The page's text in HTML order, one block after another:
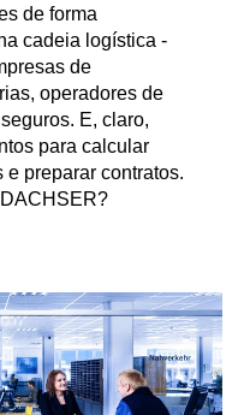
de forma
cadeia logística -
de
operadores de
E, claro,
para calcular
e preparar contratos.